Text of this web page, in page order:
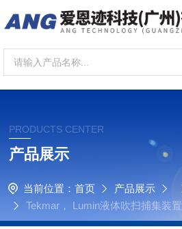
PRODUCTS CENTER
产品展示
当前位置： 首页 产品展示
Tekmar， Lumin液体吹扫捕集装置